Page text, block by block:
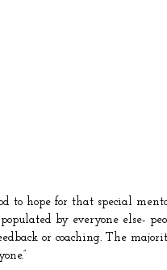
hope for that special
by everyone else-
or coaching. The